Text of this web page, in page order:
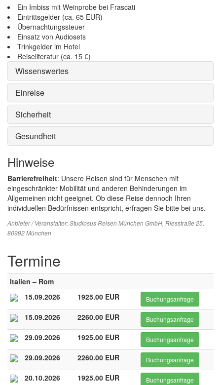
Ein Imbiss mit Weinprobe bei Frascati
Eintrittsgelder (ca. 65 EUR)
Übernachtungssteuer
Einsatz von Audiosets
Trinkgelder im Hotel
Reiseliteratur (ca. 15 €)
Wissenswertes
Einreise
Sicherheit
Gesundheit
Hinweise
Barrierefreiheit: Unsere Reisen sind für Menschen mit
eingeschränkter Mobilität und anderen Behinderungen im
Allgemeinen nicht geeignet. Ob diese Reise dennoch Ihren
individuellen Bedürfnissen entspricht, erfragen Sie bitte bei uns.
Anbieter / Veranstalter:Studiosus Reisen München GmbH, Riesstraße 25,
80992 München
Termine
Italien – Rom
15.09.2026
1925.00 EUR Buchungsanfrage
15.09.2026 2260.00 EUR Buchungsanfrage
29.09.2026 1925.00 EUR Buchungsanfrage
29.09.2026 2260.00 EUR Buchungsanfrage
20.10.2026 1925.00 EUR Buchungsanfrage